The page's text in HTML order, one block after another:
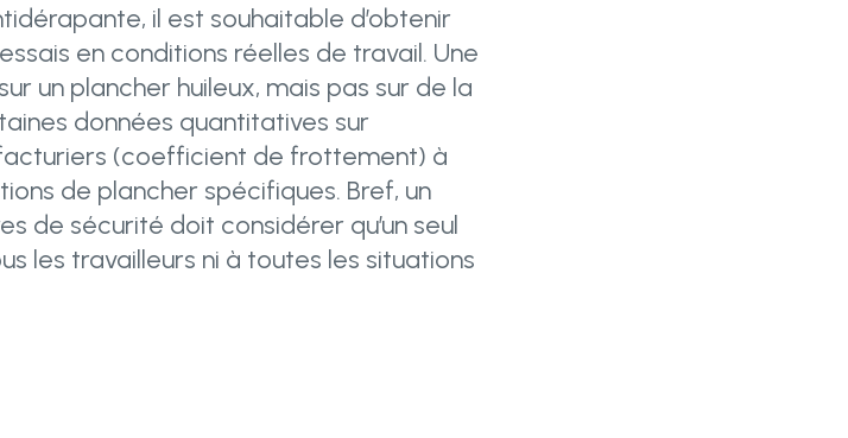
il est souhaitable d’obtenir
en conditions réelles de travail. Une
un plancher huileux, mais pas sur de la
données quantitatives sur
(coefficient de frottement) à
de plancher spécifiques. Bref, un
de sécurité doit considérer qu’un seul
les travailleurs ni à toutes les situations